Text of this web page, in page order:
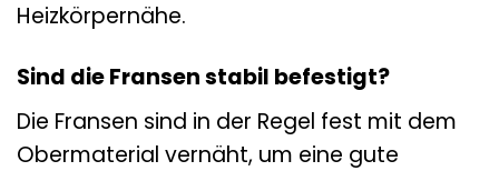
Heizkörpernähe.
Sind die Fransen stabil befestigt?
Die Fransen sind in der Regel fest mit dem
Obermaterial vernäht, um eine gute